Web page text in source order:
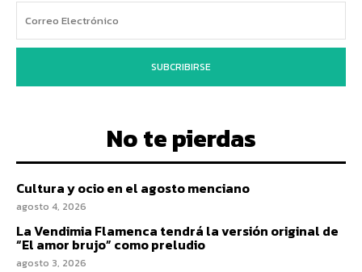
SUBCRIBIRSE
No te pierdas
Cultura y ocio en el agosto menciano
agosto 4, 2026
La Vendimia Flamenca tendrá la versión original de
“El amor brujo” como preludio
agosto 3, 2026